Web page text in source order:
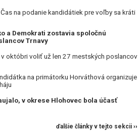
na podanie kandidátiek pre voľby sa kráti
a Demokrati zostavia spoločnú
Trnavy
v októbri voliť už len 27 mestských poslancov
na primátorku Horváthová organizuje
v okrese Hlohovec bola účasť
ďalšie články v tejto sekcii ››